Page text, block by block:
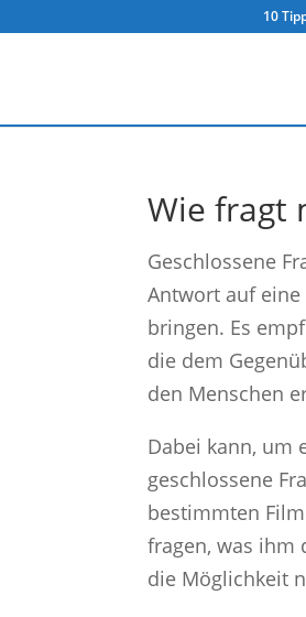
10
Wie fragt
Geschlossene
Antwort auf
bringen. Es
die dem
den Menschen
Dabei kann, um
geschlossene
bestimmten
fragen, was ihm
die Möglichkeit